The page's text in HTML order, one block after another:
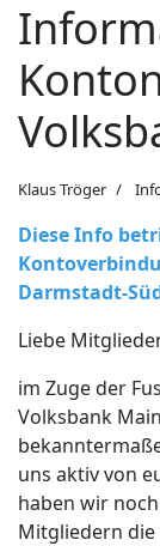
Klaus Tröger
Diese Info
Darmstadt-
Liebe
im Zuge der
Volksbank
uns aktiv von
haben wir
Mitgliedern die